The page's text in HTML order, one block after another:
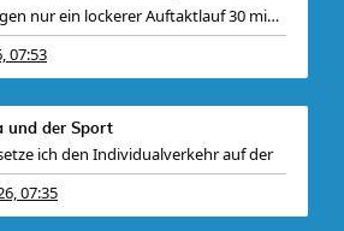
Heute Morgen nur ein lockerer Auftaktlauf 30 min @
07:53
und der Sport
ich den Individualverkehr auf der
07:35